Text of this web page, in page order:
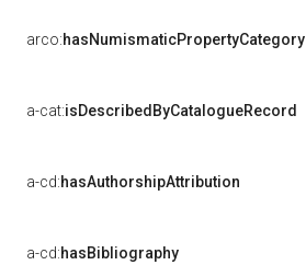
arco:hasNumismaticPropertyCategory
a-cat:isDescribedByCatalogueRecord
a-cd:hasAuthorshipAttribution
a-cd:hasBibliography